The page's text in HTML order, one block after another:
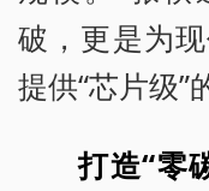
破，更是为
提供“芯片级”
打造“零